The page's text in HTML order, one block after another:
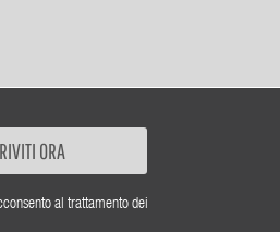
ORA
al trattamento dei